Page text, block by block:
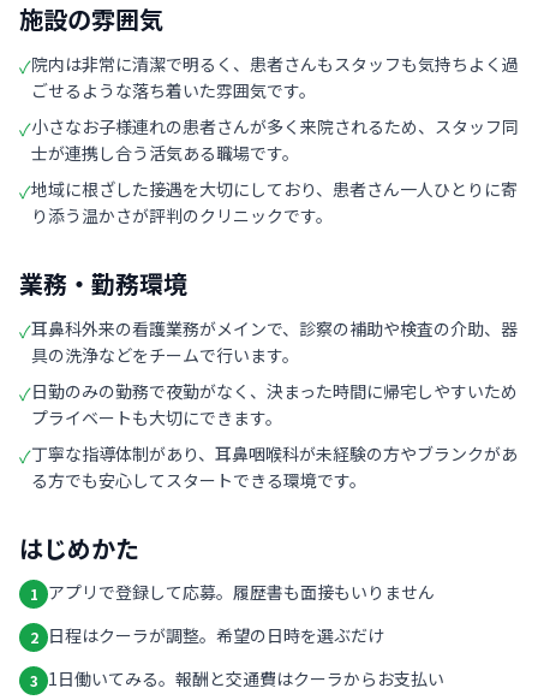
施設の雰囲気
✓院内は非常に清潔で明るく、患者さんもスタッフも気持ちよく過
ごせるような落ち着いた雰囲気です。
✓小さなお子様連れの患者さんが多く来院されるため、スタッフ同
士が連携し合う活気ある職場です。
✓地域に根ざした接遇を大切にしており、患者さん一人ひとりに寄
り添う温かさが評判のクリニックです。
業務・勤務環境
✓耳鼻科外来の看護業務がメインで、診察の補助や検査の介助、器
具の洗浄などをチームで行います。
✓日勤のみの勤務で夜勤がなく、決まった時間に帰宅しやすいため
プライベートも大切にできます。
✓丁寧な指導体制があり、耳鼻咽喉科が未経験の方やブランクがあ
る方でも安心してスタートできる環境です。
はじめかた
1 アプリで登録して応募。履歴書も面接もいりません
2 日程はクーラが調整。希望の日時を選ぶだけ
3 1日働いてみる。報酬と交通費はクーラからお支払い